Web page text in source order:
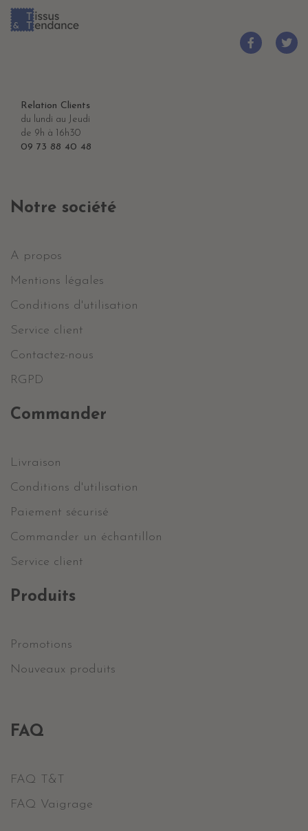
Relation Clients
du lundi au Jeudi
de 9h à 16h30
09 73 88 40 48
Notre société
A propos
Mentions légales
Conditions d'utilisation
Service client
Contactez-nous
RGPD
Commander
Livraison
Conditions d'utilisation
Paiement sécurisé
Commander un échantillon
Service client
Produits
Promotions
Nouveaux produits
FAQ
FAQ T&T
FAQ Vaigrage